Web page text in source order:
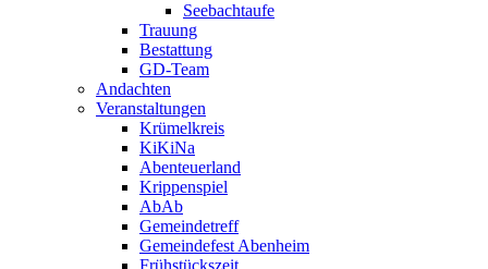
Seebachtaufe
Trauung
Bestattung
GD-Team
Andachten
Veranstaltungen
Krümelkreis
KiKiNa
Abenteuerland
Krippenspiel
AbAb
Gemeindetreff
Gemeindefest Abenheim
Frühstückszeit